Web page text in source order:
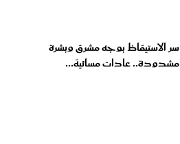
سر الاستيقاظ بوجه مشرق وبشرة
مشدودة.. عادات مسائية...